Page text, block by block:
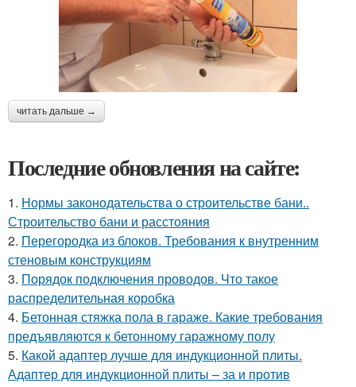
читать дальше →
Последние обновления на сайте:
1. Нормы законодательства о строительстве бани..
Строительство бани и расстояния
2. Перегородка из блоков. Требования к внутренним
стеновым конструкциям
3. Порядок подключения проводов. Что такое
распределительная коробка
4. Бетонная стяжка пола в гараже. Какие требования
предъявляются к бетонному гаражному полу
5. Какой адаптер лучше для индукционной плиты.
Адаптер для индукционной плиты – за и против